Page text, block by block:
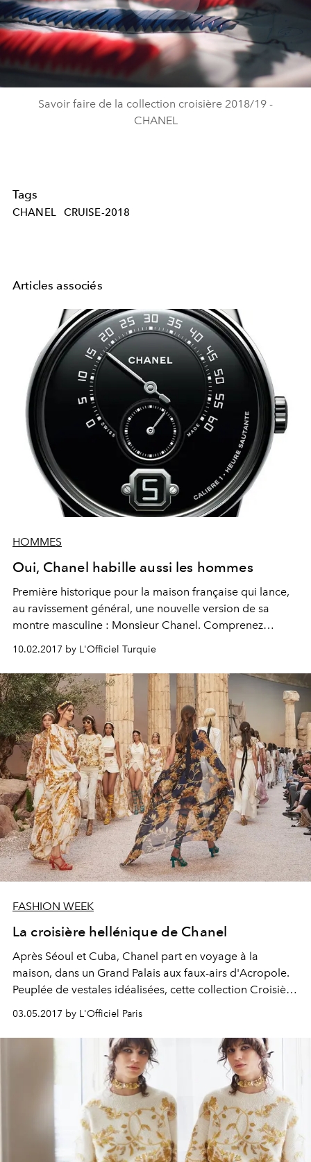
Play
Video
Savoir faire de la collection croisière 2018/19 -
CHANEL
Tags
CHANEL CRUISE-2018
Articles associés
HOMMES
Oui, Chanel habille aussi les hommes
Première historique pour la maison française qui lance,
au ravissement général, une nouvelle version de sa
montre masculine : Monsieur Chanel. Comprenez
10.02.2017 by L'Officiel Turquie
FASHION WEEK
La croisière hellénique de Chanel
Après Séoul et Cuba, Chanel part en voyage à la
maison, dans un Grand Palais aux faux-airs d'Acropole.
Peuplée de vestales idéalisées, cette collection Croisière
plissés soleil, dans un nuancier du crème au terracotta.
03.05.2017 by L'Officiel Paris